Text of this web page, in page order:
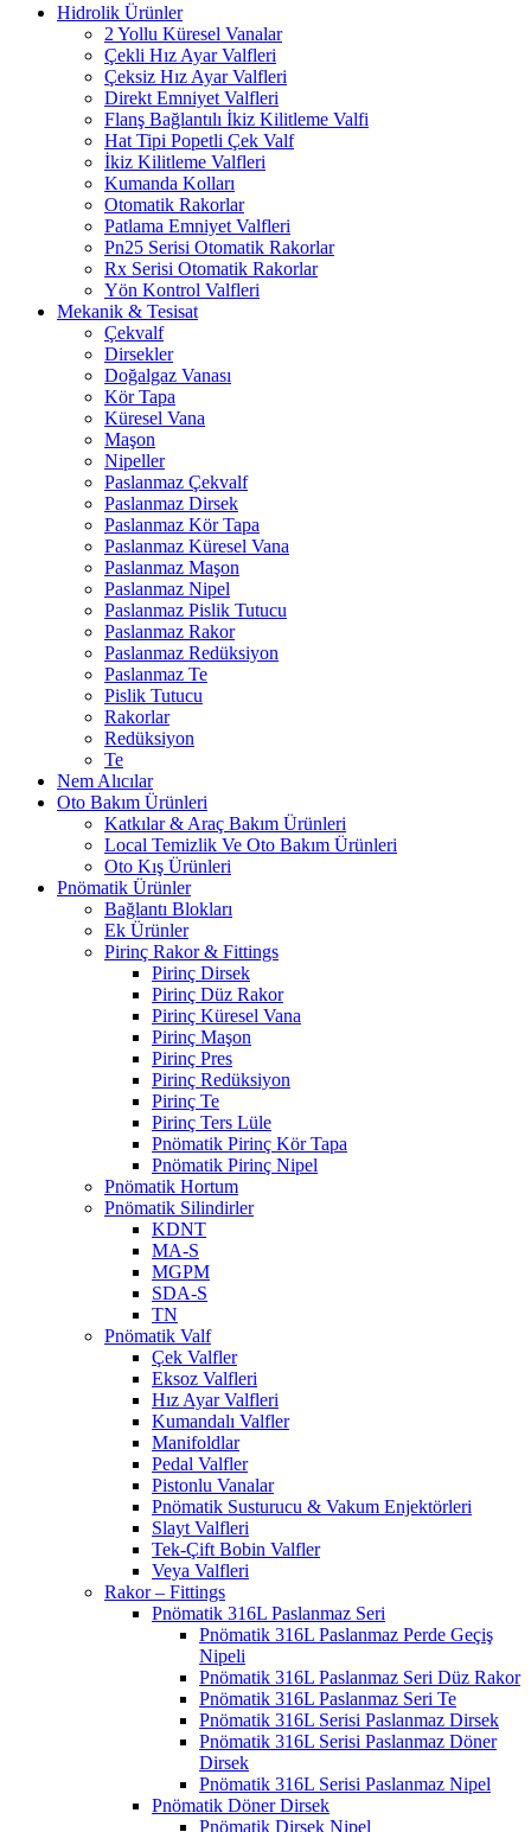
Hidrolik Ürünler
2 Yollu Küresel Vanalar
Çekli Hız Ayar Valfleri
Çeksiz Hız Ayar Valfleri
Direkt Emniyet Valfleri
Flanş Bağlantılı İkiz Kilitleme Valfi
Hat Tipi Popetli Çek Valf
İkiz Kilitleme Valfleri
Kumanda Kolları
Otomatik Rakorlar
Patlama Emniyet Valfleri
Pn25 Serisi Otomatik Rakorlar
Rx Serisi Otomatik Rakorlar
Yön Kontrol Valfleri
Mekanik & Tesisat
Çekvalf
Dirsekler
Doğalgaz Vanası
Kör Tapa
Küresel Vana
Maşon
Nipeller
Paslanmaz Çekvalf
Paslanmaz Dirsek
Paslanmaz Kör Tapa
Paslanmaz Küresel Vana
Paslanmaz Maşon
Paslanmaz Nipel
Paslanmaz Pislik Tutucu
Paslanmaz Rakor
Paslanmaz Redüksiyon
Paslanmaz Te
Pislik Tutucu
Rakorlar
Redüksiyon
Te
Nem Alıcılar
Oto Bakım Ürünleri
Katkılar & Araç Bakım Ürünleri
Local Temizlik Ve Oto Bakım Ürünleri
Oto Kış Ürünleri
Pnömatik Ürünler
Bağlantı Blokları
Ek Ürünler
Pirinç Rakor & Fittings
Pirinç Dirsek
Pirinç Düz Rakor
Pirinç Küresel Vana
Pirinç Maşon
Pirinç Pres
Pirinç Redüksiyon
Pirinç Te
Pirinç Ters Lüle
Pnömatik Pirinç Kör Tapa
Pnömatik Pirinç Nipel
Pnömatik Hortum
Pnömatik Silindirler
KDNT
MA-S
MGPM
SDA-S
TN
Pnömatik Valf
Çek Valfler
Eksoz Valfleri
Hız Ayar Valfleri
Kumandalı Valfler
Manifoldlar
Pedal Valfler
Pistonlu Vanalar
Pnömatik Susturucu & Vakum Enjektörleri
Slayt Valfleri
Tek-Çift Bobin Valfler
Veya Valfleri
Rakor – Fittings
Pnömatik 316L Paslanmaz Seri
Pnömatik 316L Paslanmaz Perde Geçiş
Nipeli
Pnömatik 316L Paslanmaz Seri Düz Rakor
Pnömatik 316L Paslanmaz Seri Te
Pnömatik 316L Serisi Paslanmaz Dirsek
Pnömatik 316L Serisi Paslanmaz Döner
Dirsek
Pnömatik 316L Serisi Paslanmaz Nipel
Pnömatik Döner Dirsek
Pnömatik Dirsek Nipel